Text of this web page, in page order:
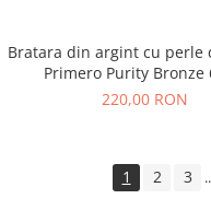
Bratara din argint cu perle
Primero Purity Bronze
220,00 RON
1 2 3